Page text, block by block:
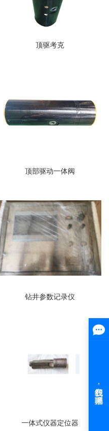
顶驱考克
顶部驱动一体阀
钻井参数记录仪
一体式仪器定位器